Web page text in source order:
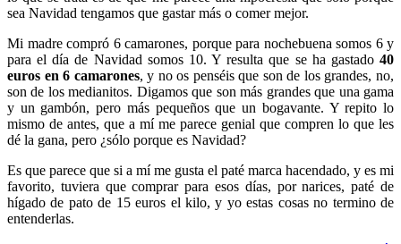
sea Navidad tengamos que gastar más o comer mejor.
Mi madre compró 6 camarones, porque para nochebuena somos 6 y
para el día de Navidad somos 10. Y resulta que se ha gastado 40
euros en 6 camarones, y no os penséis que son de los grandes, no,
son de los medianitos. Digamos que son más grandes que una gama
y un gambón, pero más pequeños que un bogavante. Y repito lo
mismo de antes, que a mí me parece genial que compren lo que les
dé la gana, pero ¿sólo porque es Navidad?
Es que parece que si a mí me gusta el paté marca hacendado, y es mi
favorito, tuviera que comprar para esos días, por narices, paté de
hígado de pato de 15 euros el kilo, y yo estas cosas no termino de
entenderlas.